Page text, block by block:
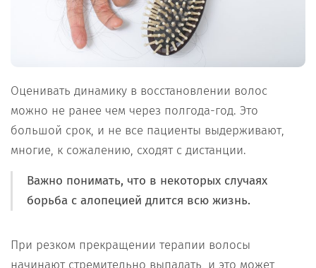
Оценивать динамику в восстановлении волос
можно не ранее чем через полгода-год. Это
большой срок, и не все пациенты выдерживают,
многие, к сожалению, сходят с дистанции.
Важно понимать, что в некоторых случаях
борьба с алопецией длится всю жизнь.
При резком прекращении терапии волосы
начинают стремительно выпадать, и это может